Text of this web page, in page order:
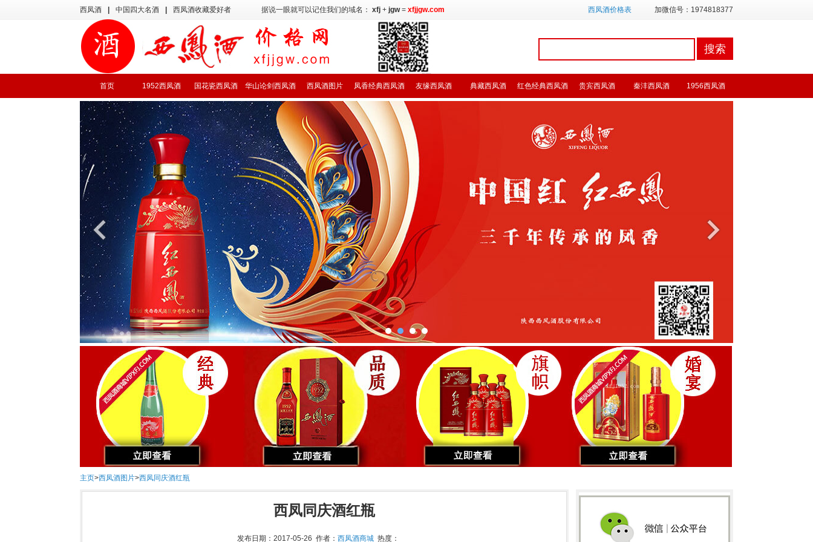
西凤酒 中国四大名酒 西凤酒收藏爱好者 据说一眼就可以记住我们的域名： xfj + jgw= xfjjgw.com 西凤酒价格表 加微信号：1974818377
首页 1952西凤酒 国花瓷西凤酒 华山论剑西凤酒 西凤酒图片 凤香经典西凤酒 友缘西凤酒 典藏西凤酒 红色经典西凤酒 贵宾西凤酒 秦沣西凤酒 1956西凤酒
主页>西凤酒图片>西凤同庆酒红瓶
西凤同庆酒红瓶
发布日期：2017-05-26 作者： 西凤酒商城热度：